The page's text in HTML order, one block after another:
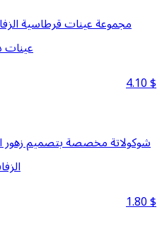
مجموعة عينات قرطاسية
عينات
4.10$
شوكولاتة مخصصة بتصميم زهور
1.80$